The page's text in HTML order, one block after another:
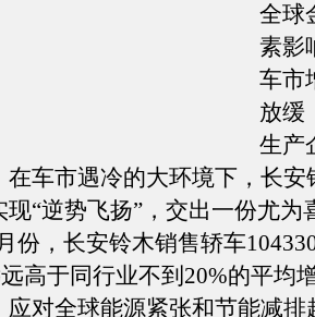
全球
素影
车市
放缓
生产
在车市遇冷的大环境下，长安
现“逆势飞扬”，交出一份尤为
份，长安铃木销售轿车
高于同行业不到20%的平均
应对全球能源紧张和节能减排